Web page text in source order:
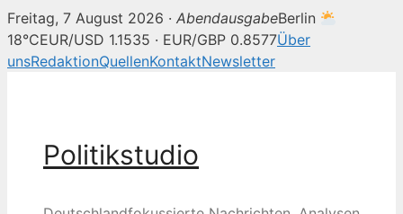
Freitag, 7 August 2026 · AbendausgabeBerlin
18°CEUR/USD 1.1535 · EUR/GBP 0.8577Über
unsRedaktionQuellenKontaktNewsletter
Politikstudio